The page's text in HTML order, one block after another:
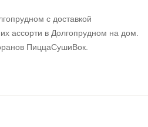
с доставкой
ассорти в Долгопрудном на дом.
ПиццаСушиВок.